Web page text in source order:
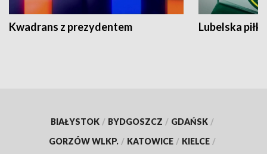
Kwadrans z prezydentem Lubelska piłka
BIAŁYSTOK / BYDGOSZCZ / GDAŃSK /
GORZÓW WLKP. / KATOWICE / KIELCE /